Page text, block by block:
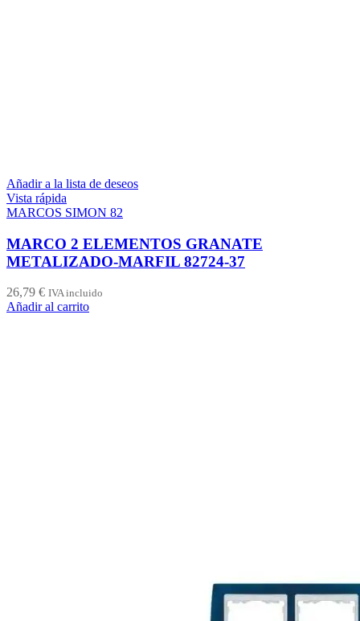
Añadir a la lista de deseos
Vista rápida
MARCOS SIMON 82
MARCO 2 ELEMENTOS GRANATE
METALIZADO-MARFIL 82724-37
26,79 € IVA incluido
Añadir al carrito